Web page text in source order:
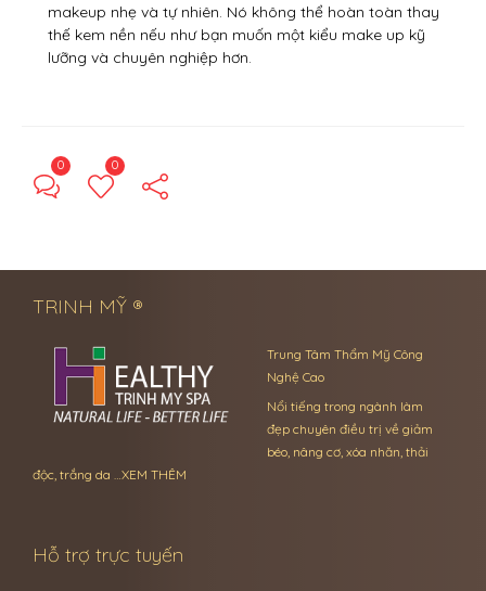
makeup nhẹ và tự nhiên. Nó không thể hoàn toàn thay
thế kem nền nếu như bạn muốn một kiểu make up kỹ
lưỡng và chuyên nghiệp hơn.
0 0
TRINH MỸ ®
Trung Tâm Thẩm Mỹ Công
Nghệ Cao
Nổi tiếng trong ngành làm
đẹp chuyên điều trị về giảm
béo, nâng cơ, xóa nhăn, thải
độc, trắng da … XEM THÊM
Hỗ trợ trực tuyến